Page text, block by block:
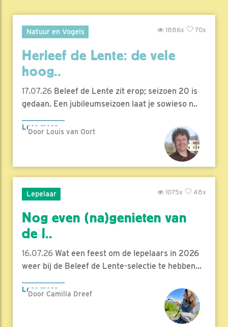
Natuur en Vogels 70x
1886x
Herleef de Lente: de vele
hoog..
17.07.26 Beleef de Lente zit erop; seizoen 20 is
gedaan. Een jubileumseizoen laat je sowieso n..
Lees meer
Door Louis van Oort
Lepelaar 48x
1075x
Nog even (na)genieten van
de l..
16.07.26 Wat een feest om de lepelaars in 2026
weer bij de Beleef de Lente-selectie te hebben...
Lees meer
Door Camilla Dreef